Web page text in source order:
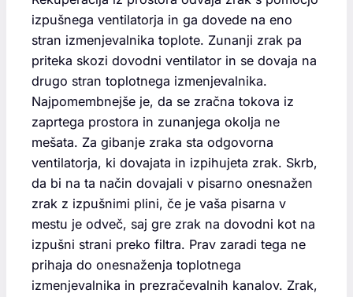
izpušnega ventilatorja in ga dovede na eno
stran izmenjevalnika toplote. Zunanji zrak pa
priteka skozi dovodni ventilator in se dovaja na
drugo stran toplotnega izmenjevalnika.
Najpomembnejše je, da se zračna tokova iz
zaprtega prostora in zunanjega okolja ne
mešata. Za gibanje zraka sta odgovorna
ventilatorja, ki dovajata in izpihujeta zrak. Skrb,
da bi na ta način dovajali v pisarno onesnažen
zrak z izpušnimi plini, če je vaša pisarna v
mestu je odveč, saj gre zrak na dovodni kot na
izpušni strani preko filtra. Prav zaradi tega ne
prihaja do onesnaženja toplotnega
izmenjevalnika in prezračevalnih kanalov. Zrak,